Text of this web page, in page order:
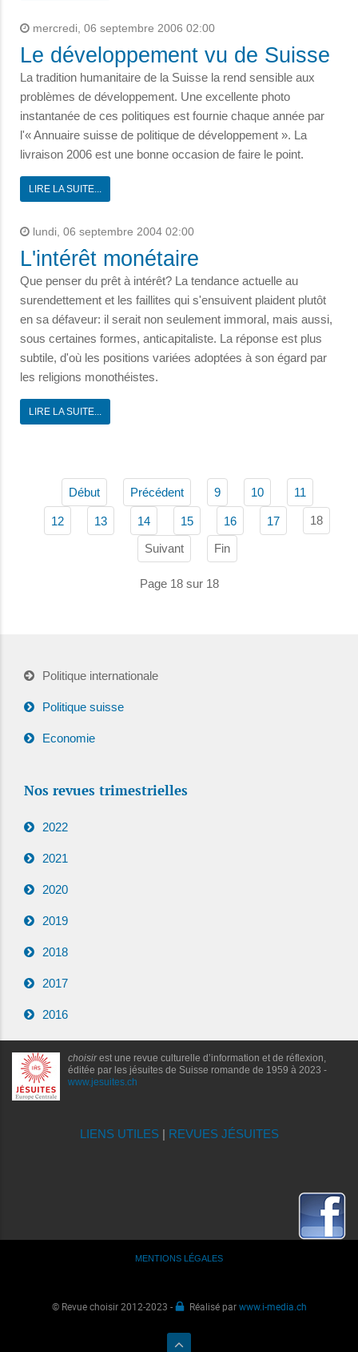
mercredi, 06 septembre 2006 02:00
Le développement vu de Suisse
La tradition humanitaire de la Suisse la rend sensible aux
problèmes de développement. Une excellente photo
instantanée de ces politiques est fournie chaque année par
l'« Annuaire suisse de politique de développement ». La
livraison 2006 est une bonne occasion de faire le point.
LIRE LA SUITE...
lundi, 06 septembre 2004 02:00
L'intérêt monétaire
Que penser du prêt à intérêt? La tendance actuelle au
surendettement et les faillites qui s'ensuivent plaident plutôt
en sa défaveur: il serait non seulement immoral, mais aussi,
sous certaines formes, anticapitaliste. La réponse est plus
subtile, d'où les positions variées adoptées à son égard par
les religions monothéistes.
LIRE LA SUITE...
Début Précédent 9 10 11
12 13 14 15 16 17 18
Suivant Fin
Page 18 sur 18
Politique internationale
Politique suisse
Economie
Nos revues trimestrielles
2022
2021
2020
2019
2018
2017
2016
choisirest une revue culturelle d’information et de réflexion,
éditée par les jésuites de Suisse romande de 1959 à 2023 -
www.jesuites.ch
LIENS UTILES| REVUES JÉSUITES
MENTIONS LÉGALES
© Revue choisir 2012-2023 - Réalisé parwww.i-media.ch